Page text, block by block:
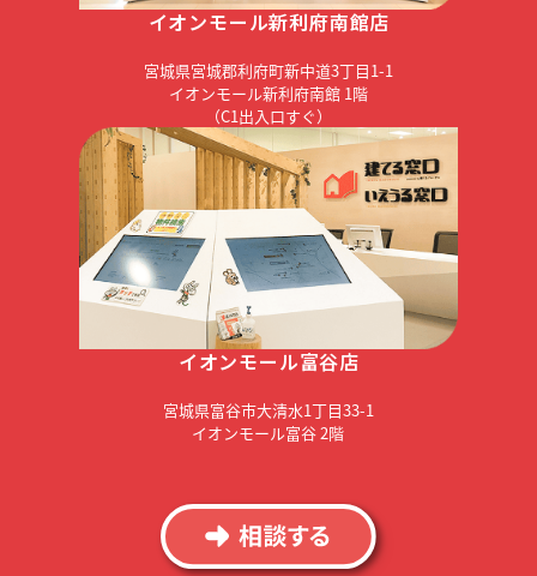
イオンモール新利府南館店
宮城県宮城郡利府町新中道3丁目1-1
イオンモール新利府南館 1階
（C1出入口すぐ）
イオンモール富谷店
宮城県富谷市大清水1丁目33-1
イオンモール富谷 2階